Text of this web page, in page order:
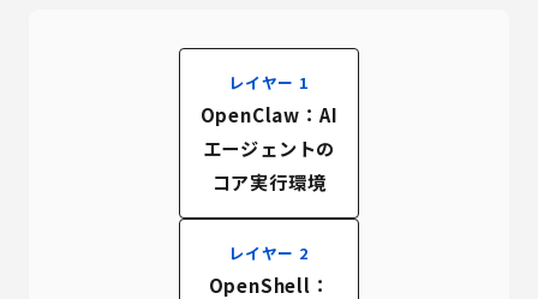
レイヤー 1
OpenClaw：AI
エージェントの
コア実行環境
レイヤー 2
OpenShell：